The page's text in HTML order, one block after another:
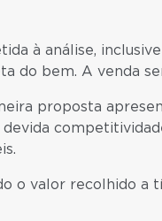
à análise,
do bem. A venda
proposta
o valor recolhido